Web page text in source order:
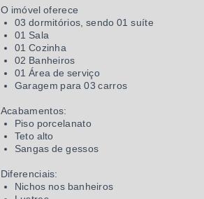
O imóvel oferece
03 dormitórios, sendo 01 suíte
01 Sala
01 Cozinha
02 Banheiros
01 Área de serviço
Garagem para 03 carros
Acabamentos:
Piso porcelanato
Teto alto
Sangas de gessos
Diferenciais:
Nichos nos banheiros